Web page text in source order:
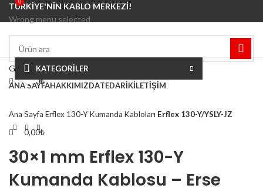
TÜRKİYE'NİN KABLO MERKEZİ!
Wrong menu selected
Giriş / Kayıt
0
0,00₺
0
0,00₺
KATEGORİLER
ANA SAYFAHAKKIMIZDATEDARIKİLETIŞIM
Büyütmek için tıklayın
Ana Sayfa Erflex 130-Y Kumanda Kabloları Erflex 130-Y/YSLY-JZ
30×1 mm Erflex 130-Y
Kumanda Kablosu – Erse